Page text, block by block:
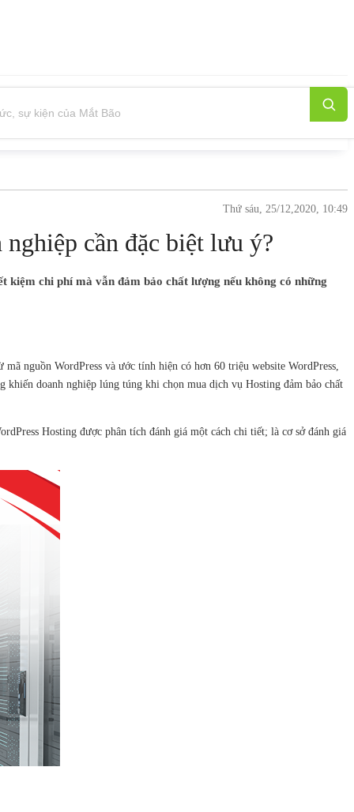
Thứ sáu, 25/12,2020, 10:49
cần đặc biệt lưu ý?
kiệm chi phí mà vẫn đảm bảo chất lượng nếu không có những
nguồn WordPress và ước tính hiện có hơn 60 triệu website WordPress,
doanh nghiệp lúng túng khi chọn mua dịch vụ Hosting đảm bảo chất
Hosting được phân tích đánh giá một cách chi tiết; là cơ sở đánh giá